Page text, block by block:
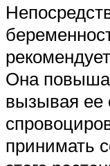
Она
вызывая ее
принимать